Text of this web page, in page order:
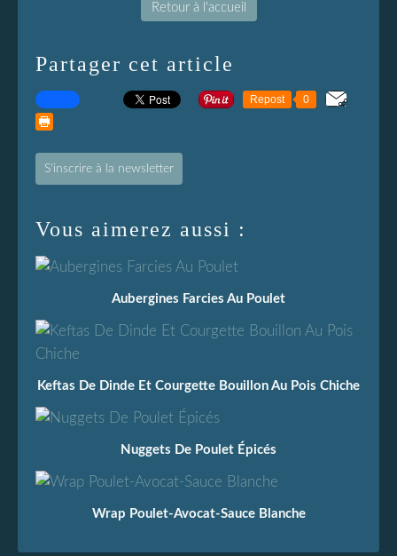
Retour à l'accueil
Partager cet article
Repost 0
S'inscrire à la newsletter
Vous aimerez aussi :
Aubergines Farcies Au Poulet
Keftas De Dinde Et Courgette Bouillon Au Pois Chiche
Nuggets De Poulet Épicés
Wrap Poulet-Avocat-Sauce Blanche